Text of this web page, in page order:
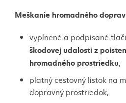
Meškanie hromadného
vyplnené a podpísané
škodovej udalosti z
hromadného prostriedku,
platný cestovný lístok na
dopravný prostriedok,